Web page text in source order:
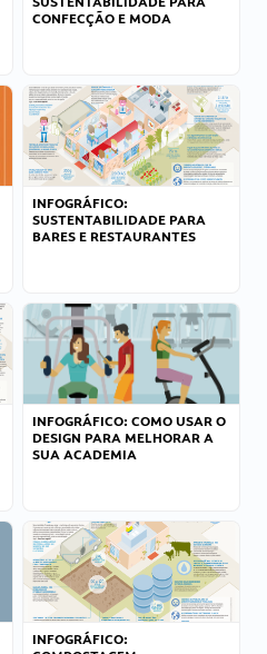
CONFECÇÃO E MODA
INFOGRÁFICO:
SUSTENTABILIDADE PARA
BARES E RESTAURANTES
INFOGRÁFICO: COMO USAR O
DESIGN PARA MELHORAR A
SUA ACADEMIA
INFOGRÁFICO: